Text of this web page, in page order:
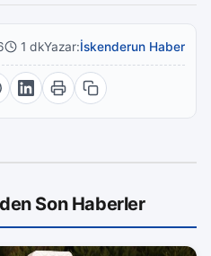
1 dkYazar:İskenderun Haber
Son Haberler